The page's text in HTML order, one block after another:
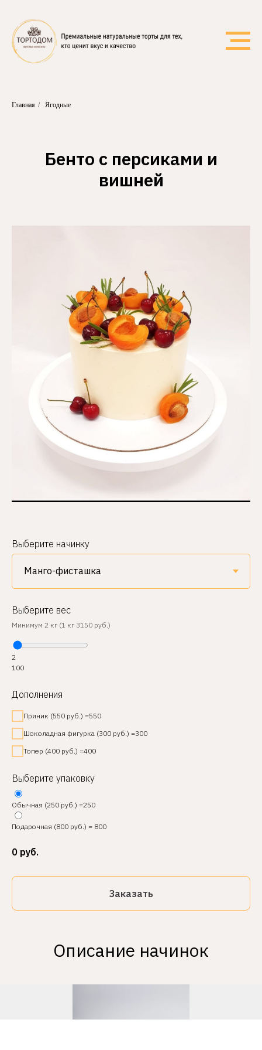
Главная / Ягодные
Бенто с персиками и
вишней
Выберите начинку
Выберите вес
Минимум 2 кг (1 кг 3150 руб.)
2
100
Дополнения
Пряник (550 руб.) =550
Шоколадная фигурка (300 руб.) =300
Топер (400 руб.) =400
Выберите упаковку
Обычная (250 руб.) =250
Подарочная (800 руб.) = 800
0 руб.
Заказать
Описание начинок